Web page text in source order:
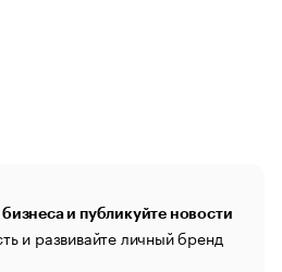
и публикуйте новости
и развивайте личный бренд